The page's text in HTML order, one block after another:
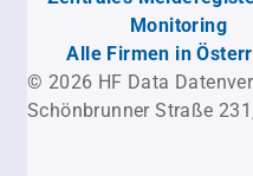
Monitoring
Alle Firmen in
© 2026 HF Data
Schönbrunner Straße